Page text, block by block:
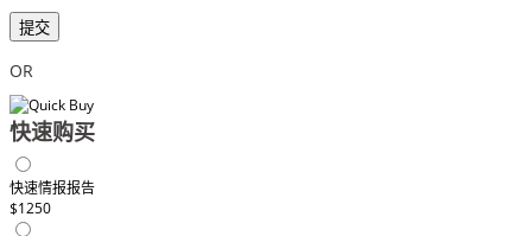
提交
OR
快速购买
快速情报报告
$1250